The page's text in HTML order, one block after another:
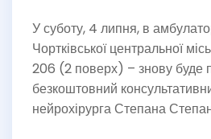
У суботу, 4 липня, в
Чортківської центральної
206 (2 поверх) – знову буде
безкоштовний
нейрохірурга Степана